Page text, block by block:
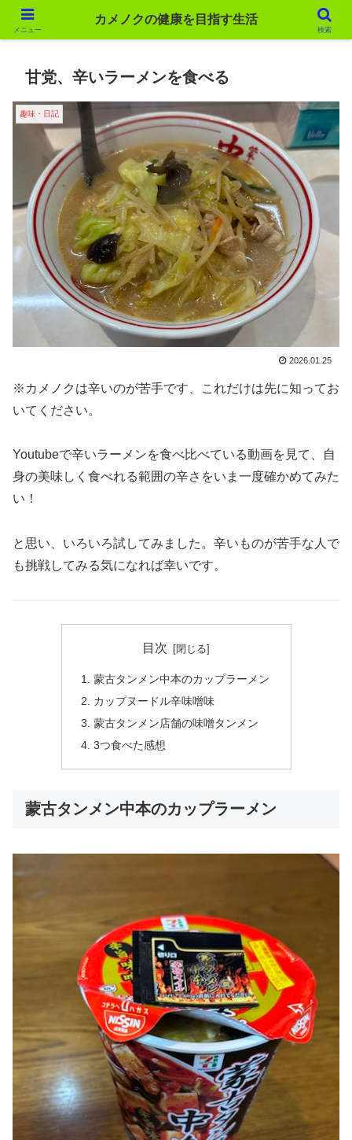
カメノクの健康を目指す生活
甘党、辛いラーメンを食べる
趣味・日記
2026.01.25
※カメノクは辛いのが苦手です、これだけは先に知ってお
いてください。
Youtubeで辛いラーメンを食べ比べている動画を見て、自
身の美味しく食べれる範囲の辛さをいま一度確かめてみた
い！
と思い、いろいろ試してみました。辛いものが苦手な人で
も挑戦してみる気になれば幸いです。
目次
蒙古タンメン中本のカップラーメン
カップヌードル辛味噌味
蒙古タンメン店舗の味噌タンメン
3つ食べた感想
蒙古タンメン中本のカップラーメン
メニュー
カメノクの健康を目指す生活
検索